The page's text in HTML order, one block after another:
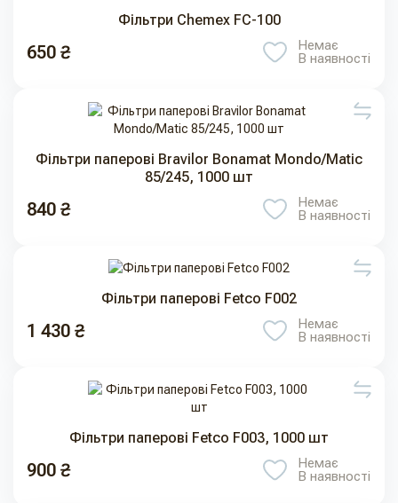
Фільтри Chemex FC-100
650 ₴
Немає
В наявності
Фільтри паперові Bravilor Bonamat Mondo/Matic
85/245, 1000 шт
840 ₴
Немає
В наявності
Фільтри паперові Fetco F002
1 430 ₴
Немає
В наявності
Фільтри паперові Fetco F003, 1000 шт
900 ₴
Немає
В наявності